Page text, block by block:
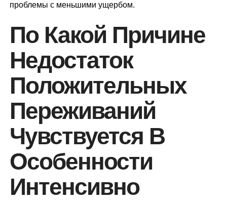
проблемы с меньшими ущербом.
По Какой Причине
Недостаток
Положительных
Переживаний
Чувствуется В
Особенности
Интенсивно